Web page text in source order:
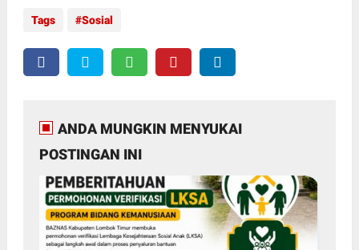
Tags Sosial
ANDA MUNGKIN MENYUKAI
POSTINGAN INI